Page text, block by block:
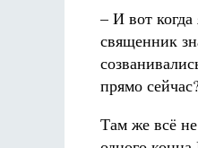
– И вот
священник
прямо
Там же всё